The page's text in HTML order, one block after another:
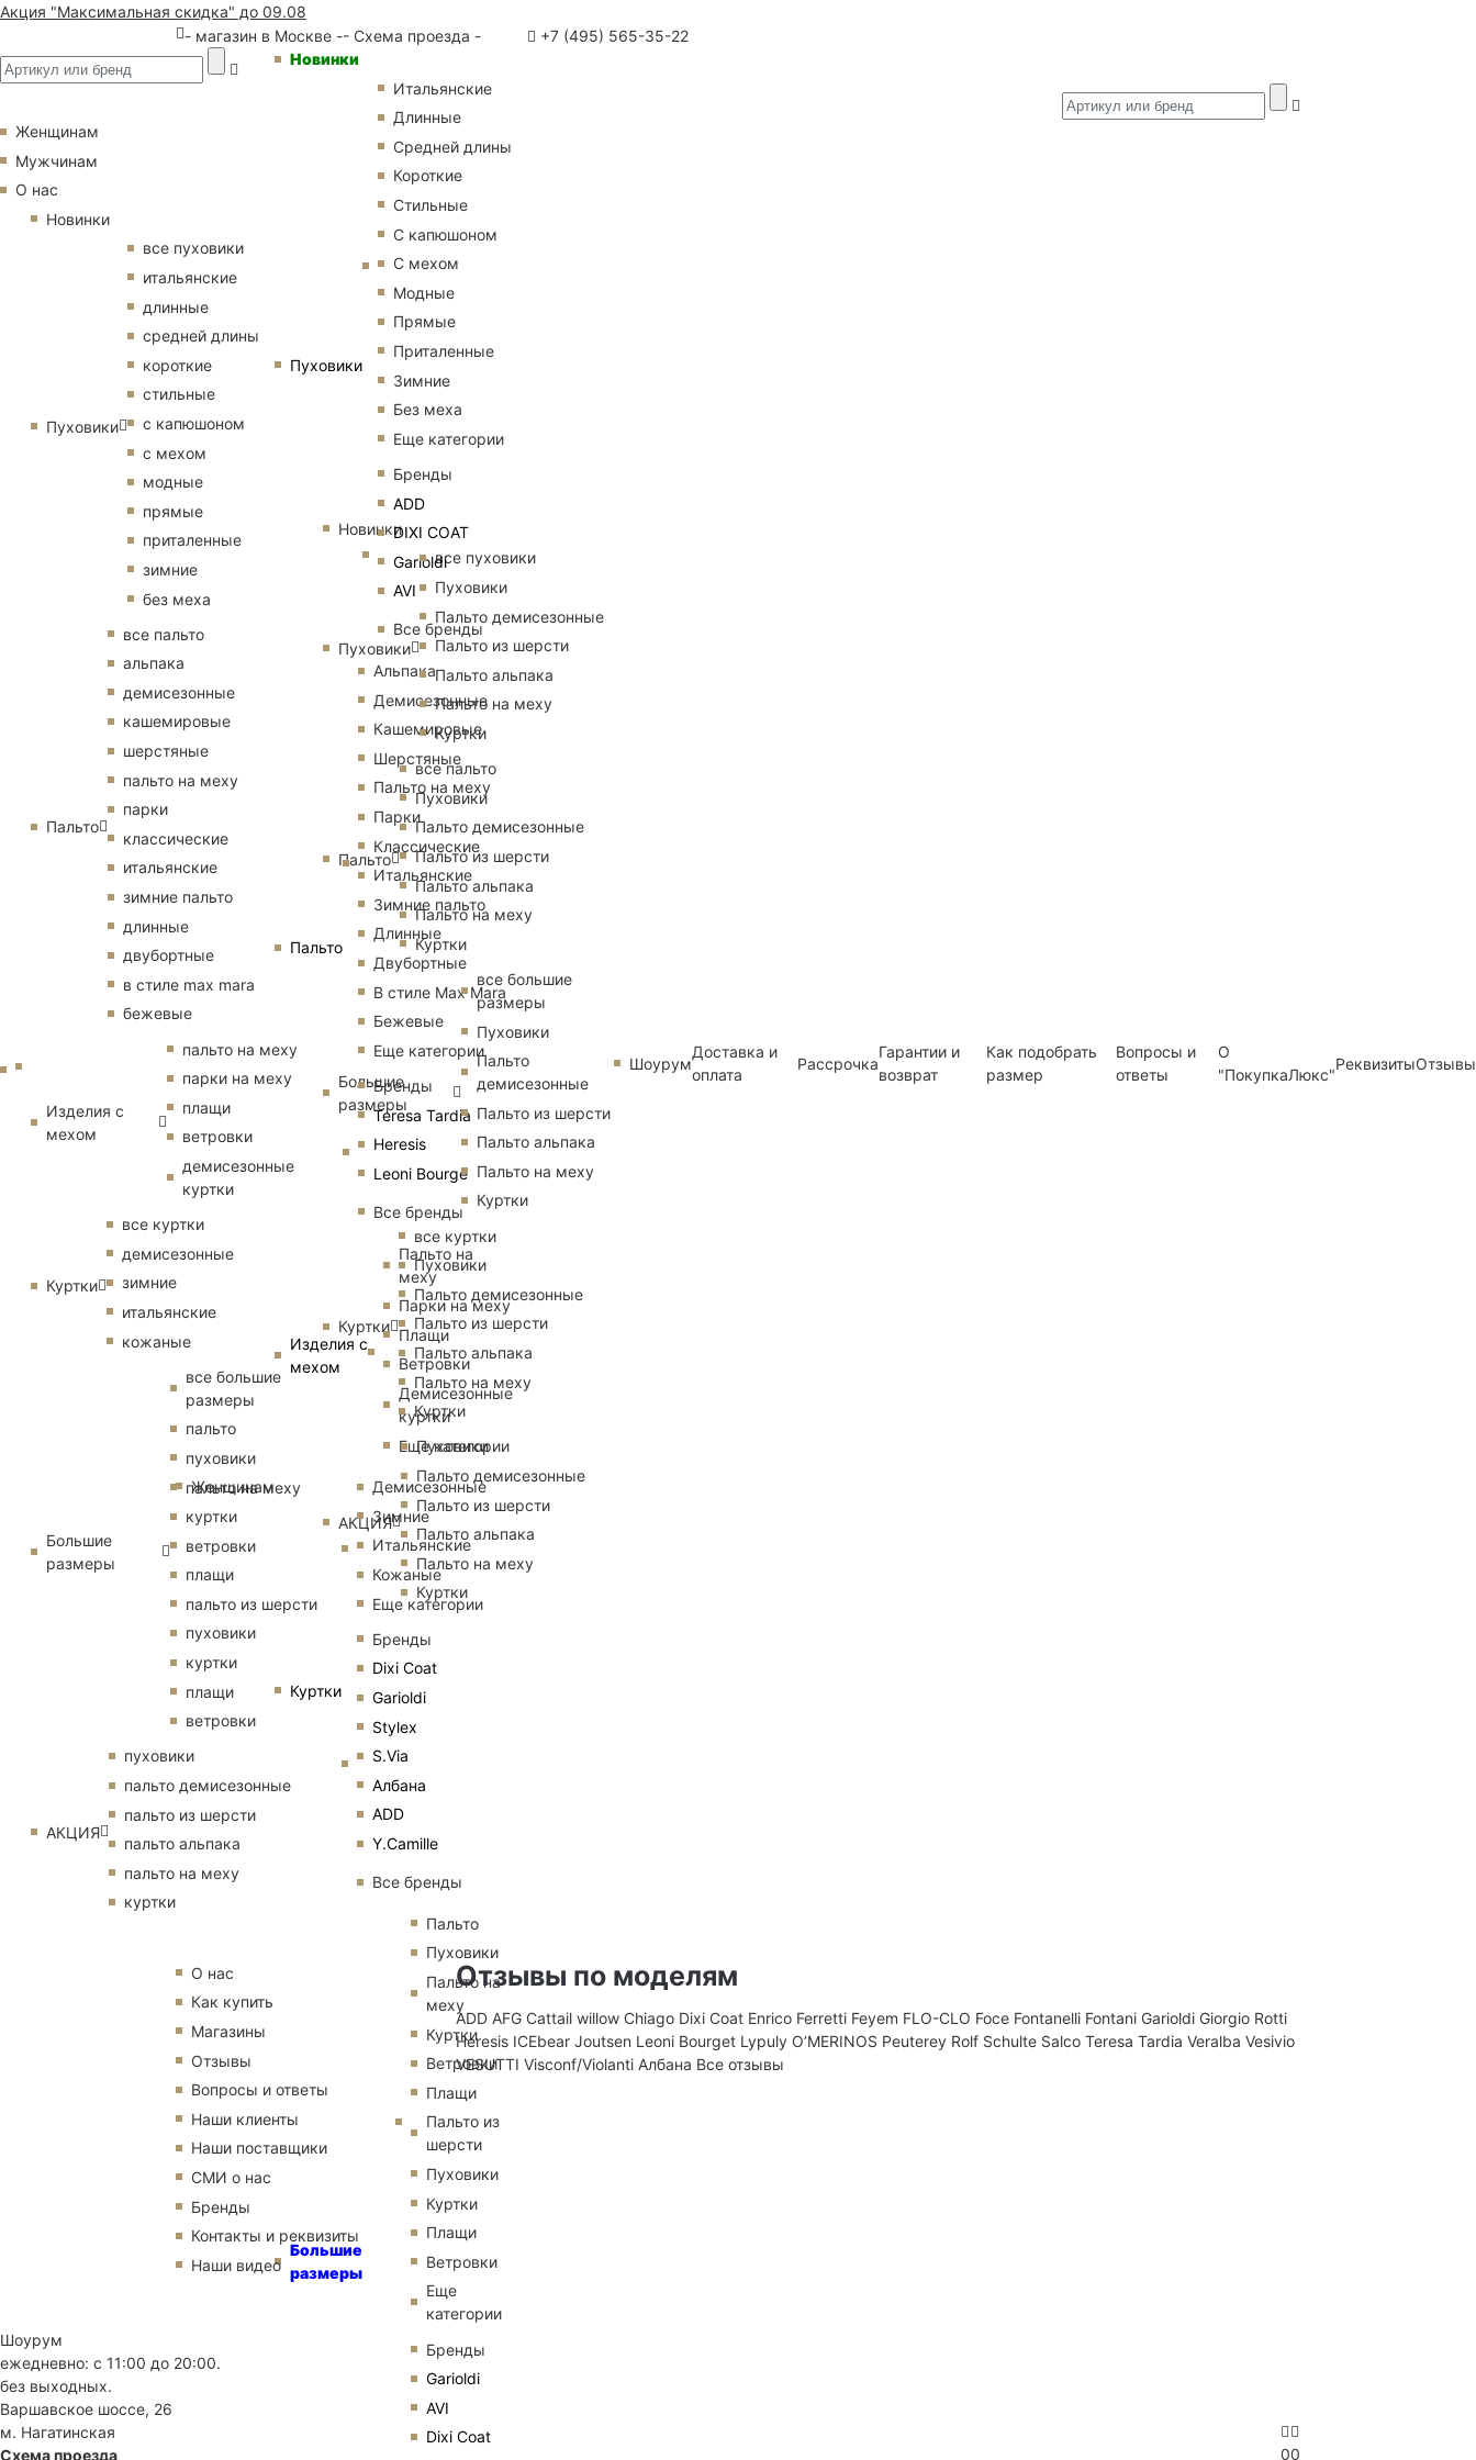
Акция "Максимальная скидка" до 09.08
- магазин в Москве -- Схема проезда - +7 (495) 565-35-22
Женщинам
Новинки
Пуховики
Итальянские
Длинные
Средней длины
Короткие
Стильные
С капюшоном
С мехом
Модные
Прямые
Приталенные
Зимние
Без меха
Еще категории
Бренды
ADD
DIXI COAT
Garioldi
AVI
Все бренды
Пальто
Альпака
Демисезонные
Кашемировые
Шерстяные
Пальто на меху
Парки
Классические
Итальянские
Зимние пальто
Длинные
Двубортные
В стиле Max Mara
Бежевые
Еще категории
Бренды
Teresa Tardia
Heresis
Leoni Bourge
Все бренды
Изделия с
мехом
Пальто на
меху
Парки на меху
Плащи
Ветровки
Демисезонные
куртки
Еще категории
Куртки
Демисезонные
Зимние
Итальянские
Кожаные
Еще категории
Бренды
Dixi Coat
Garioldi
Stylex
S.Via
Албана
ADD
Y.Camille
Все бренды
Большие
размеры
Пальто
Пуховики
Пальто на
меху
Куртки
Ветровки
Плащи
Пальто из
шерсти
Пуховики
Куртки
Плащи
Ветровки
Еще
категории
Бренды
Garioldi
AVI
Dixi Coat
00
Женщинам
Мужчинам
О нас
Новинки
Пуховики
все пуховики
итальянские
длинные
средней длины
короткие
стильные
с капюшоном
с мехом
модные
прямые
приталенные
зимние
без меха
Пальто
все пальто
альпака
демисезонные
кашемировые
шерстяные
пальто на меху
парки
классические
итальянские
зимние пальто
длинные
двубортные
в стиле max mara
бежевые
Изделия с
мехом
пальто на меху
парки на меху
плащи
ветровки
демисезонные
куртки
Куртки
все куртки
демисезонные
зимние
итальянские
кожаные
Большие
размеры
все большие
размеры
пальто
пуховики
пальто на меху
куртки
ветровки
плащи
пальто из шерсти
пуховики
куртки
плащи
ветровки
АКЦИЯ
пуховики
пальто демисезонные
пальто из шерсти
пальто альпака
пальто на меху
куртки
Новинки
Пуховики
все пуховики
Пуховики
Пальто демисезонные
Пальто из шерсти
Пальто альпака
Пальто на меху
Куртки
Пальто
все пальто
Пуховики
Пальто демисезонные
Пальто из шерсти
Пальто альпака
Пальто на меху
Куртки
Большие
размеры
все большие
размеры
Пуховики
Пальто
демисезонные
Пальто из шерсти
Пальто альпака
Пальто на меху
Куртки
Куртки
все куртки
Пуховики
Пальто демисезонные
Пальто из шерсти
Пальто альпака
Пальто на меху
Куртки
АКЦИЯ
Пуховики
Пальто демисезонные
Пальто из шерсти
Пальто альпака
Пальто на меху
Куртки
Шоурум
Доставка и
оплата
Рассрочка
Гарантии и
возврат
Как подобрать
размер
Вопросы и
ответы
О
"ПокупкаЛюкс"
РеквизитыОтзывы
О нас
Как купить
Магазины
Отзывы
Вопросы и ответы
Наши клиенты
Наши поставщики
СМИ о нас
Бренды
Контакты и реквизиты
Наши видео
Отзывы по моделям
ADD AFG Cattail willow Chiago Dixi Coat Enrico Ferretti Feyem FLO-CLO Foce Fontanelli Fontani Garioldi Giorgio Rotti
Heresis ICEbearJoutsen Leoni Bourget Lypuly O’MERINOS Peuterey Rolf Schulte SalcoTeresa TardiaVeralbaVesivio
VESUTTIVisconf/Violanti Албана Все отзывы
Шоурум
ежедневно: с 11:00 до 20:00.
без выходных.
Варшавское шоссе, 26
м. Нагатинская
Схема проезда